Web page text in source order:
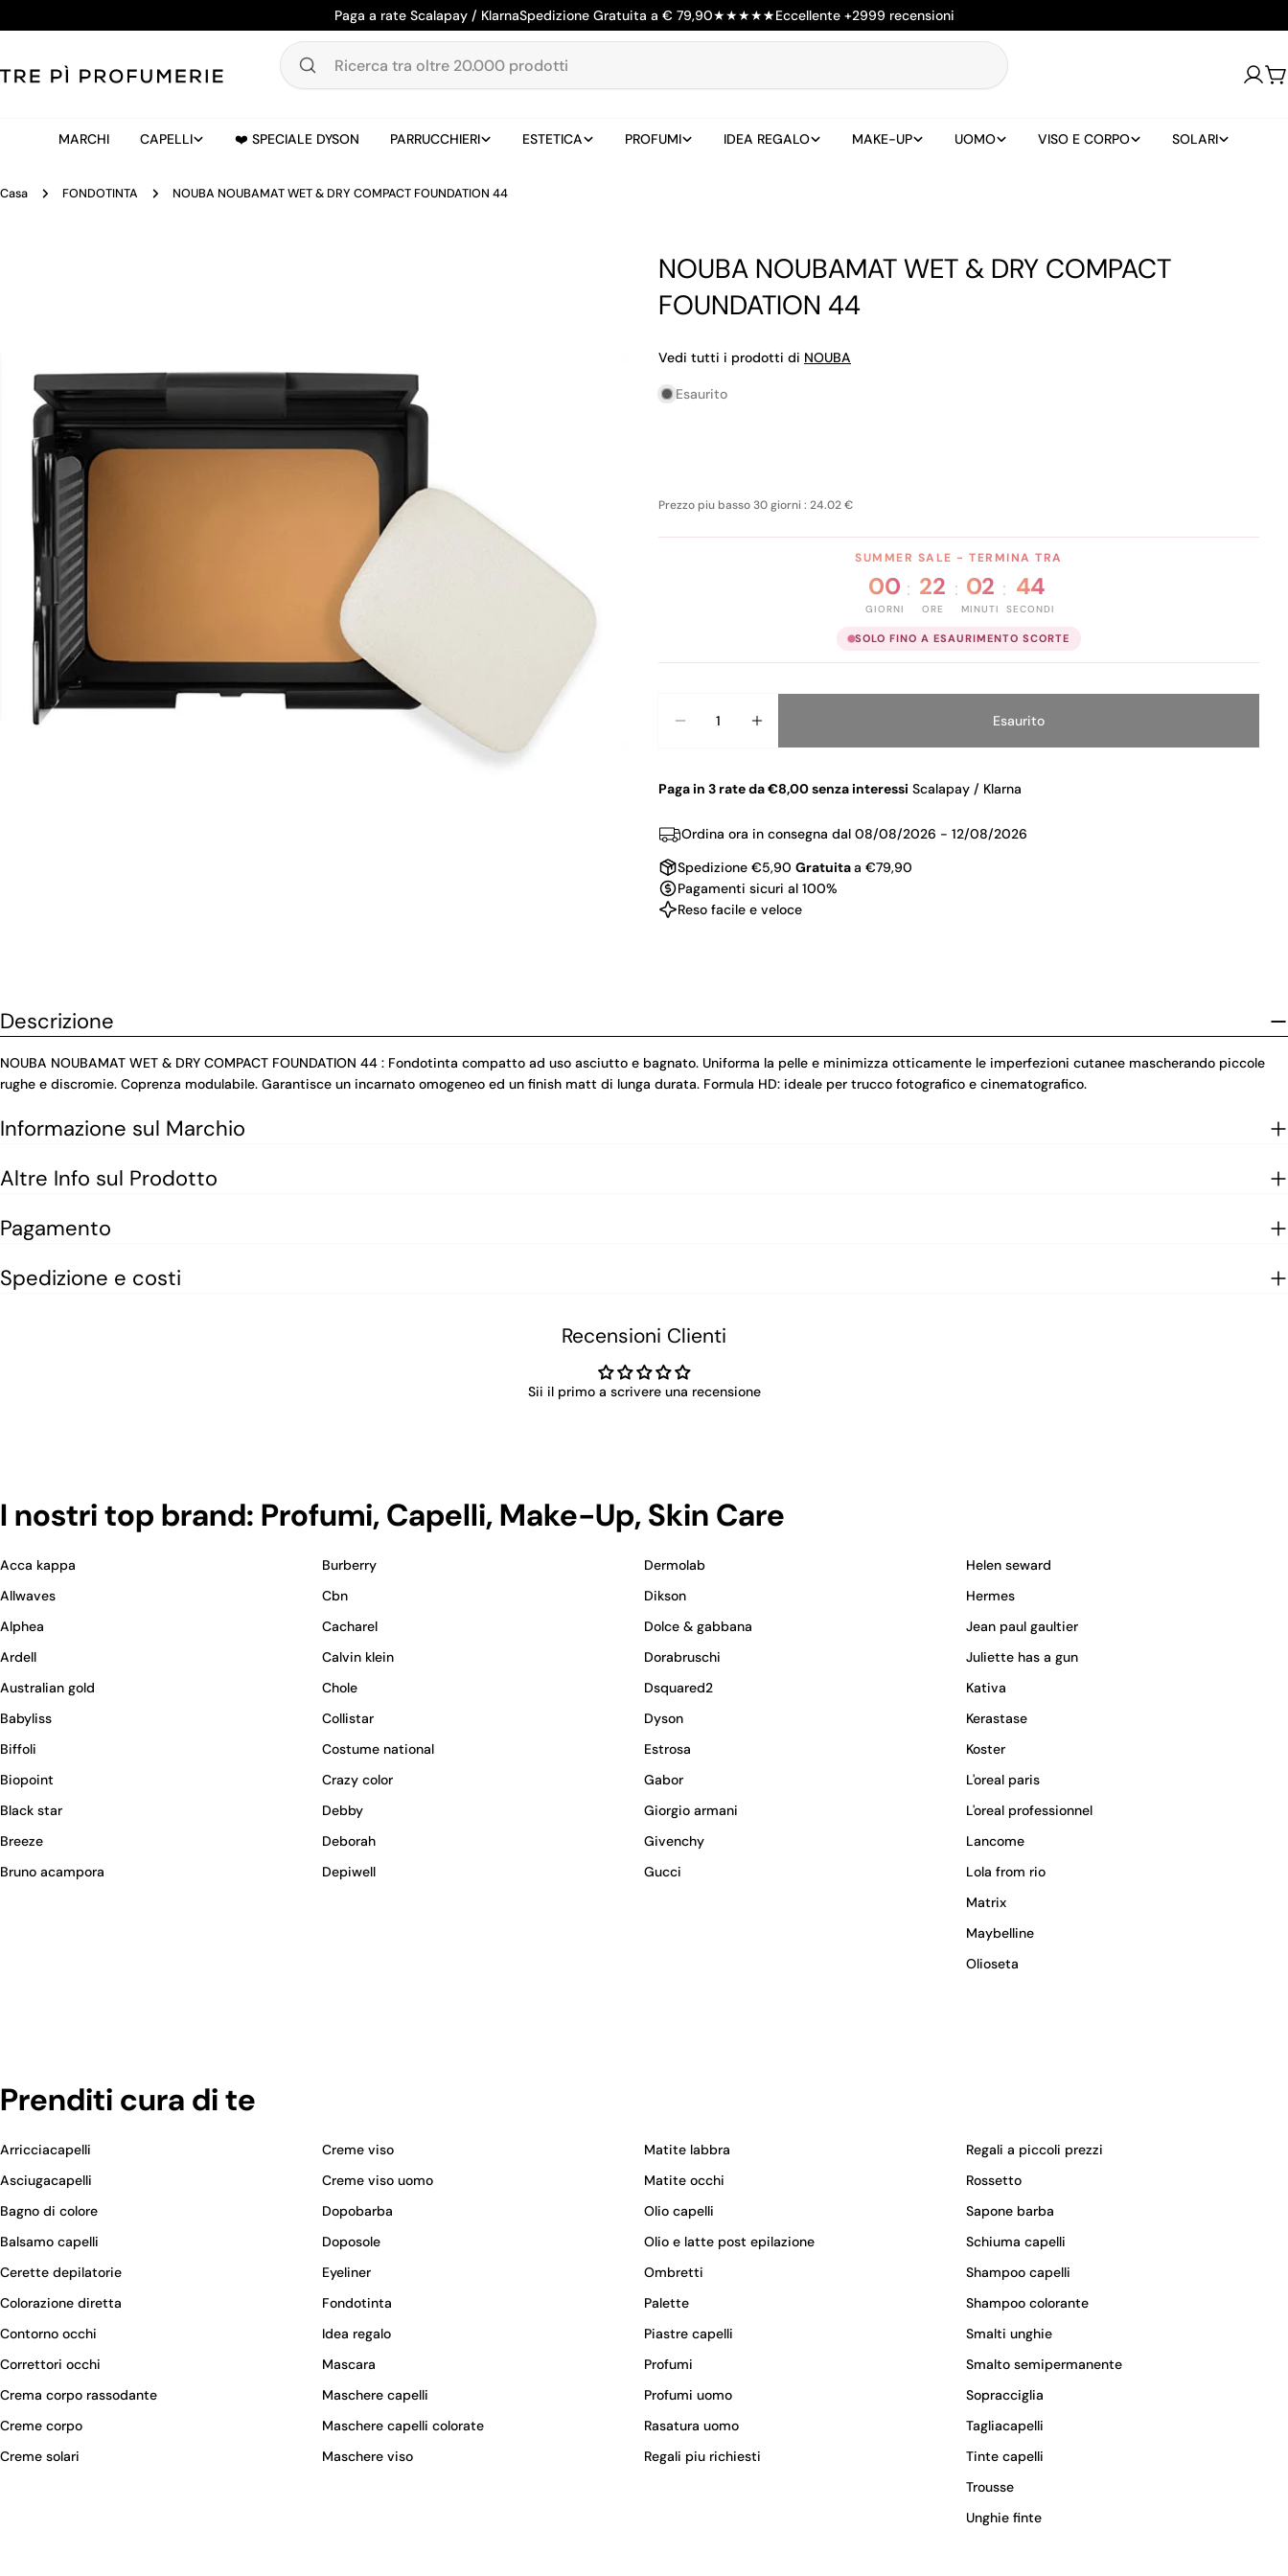
al
Paga a rate Scalapay / KlarnaSpedizione Gratuita a € 79,90★★★★★Eccellente +2999 recensioni
Ricerca
20.000
Login
MARCHI CAPELLI ❤️ SPECIALE DYSON PARRUCCHIERI ESTETICA PROFUMI IDEA REGALO MAKE-UP UOMO VISO E CORPO SOLARI
Casa FONDOTINTA NOUBA NOUBAMAT WET & DRY COMPACT FOUNDATION 44
supporto 0 in modalità modale
NOUBA NOUBAMAT WET & DRY COMPACT
FOUNDATION 44
Vedi tutti i prodotti di NOUBA
Esaurito
Prezzo piu basso 30 giorni : 24.02 €
SUMMER SALE - TERMINA TRA
00
GIORNI
: 22
ORE
: 02
MINUTI
: 43
SECONDI
SOLO FINO A ESAURIMENTO SCORTE
Esaurito
Paga in 3 rate da €8,00 senza interessi Scalapay / Klarna
Ordina ora in consegna dal 08/08/2026 - 12/08/2026
Spedizione €5,90 Gratuitaa €79,90
Pagamenti sicuri al 100%
Reso facile e veloce
Descrizione
NOUBA NOUBAMAT WET & DRY COMPACT FOUNDATION 44 : Fondotinta compatto ad uso asciutto e bagnato. Uniforma la pelle e minimizza otticamente le imperfezioni cutanee mascherando piccole
rughe e discromie. Coprenza modulabile. Garantisce un incarnato omogeneo ed un finish matt di lunga durata. Formula HD: ideale per trucco fotografico e cinematografico.
Informazione sul Marchio
Altre Info sul Prodotto
Pagamento
Spedizione e costi
Recensioni Clienti
Sii il primo a scrivere una recensione
I nostri top brand: Profumi, Capelli, Make-Up, Skin Care
Acca kappa
Allwaves
Alphea
Ardell
Australian gold
Babyliss
Biffoli
Biopoint
Black star
Breeze
Bruno acampora
Burberry
Cbn
Cacharel
Calvin klein
Chole
Collistar
Costume national
Crazy color
Debby
Deborah
Depiwell
Dermolab
Dikson
Dolce & gabbana
Dorabruschi
Dsquared2
Dyson
Estrosa
Gabor
Giorgio armani
Givenchy
Gucci
Helen seward
Hermes
Jean paul gaultier
Juliette has a gun
Kativa
Kerastase
Koster
L'oreal paris
L'oreal professionnel
Lancome
Lola from rio
Matrix
Maybelline
Olioseta
Prenditi cura di te
Arricciacapelli
Asciugacapelli
Bagno di colore
Balsamo capelli
Cerette depilatorie
Colorazione diretta
Contorno occhi
Correttori occhi
Crema corpo rassodante
Creme corpo
Creme solari
Creme viso
Creme viso uomo
Dopobarba
Doposole
Eyeliner
Fondotinta
Idea regalo
Mascara
Maschere capelli
Maschere capelli colorate
Maschere viso
Matite labbra
Matite occhi
Olio capelli
Olio e latte post epilazione
Ombretti
Palette
Piastre capelli
Profumi
Profumi uomo
Rasatura uomo
Regali piu richiesti
Regali a piccoli prezzi
Rossetto
Sapone barba
Schiuma capelli
Shampoo capelli
Shampoo colorante
Smalti unghie
Smalto semipermanente
Sopracciglia
Tagliacapelli
Tinte capelli
Trousse
Unghie finte